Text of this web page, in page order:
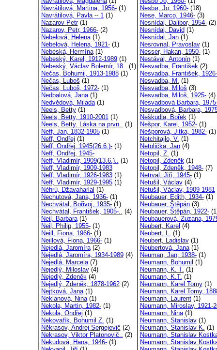
Navrátilová, Martina, 1956-(1)
Navrátilová, Pavla -- 1(1)
Nazarov Petr(1)
Nazarov, Petr, 1966-(2)
Nebelová, Helena(1)
Nebelová, Helena, 1921-(1)
Nebeská, Hermína(1)
Nebeský, Karel, 1912-1989(1)
Nebeský, Václav Bolemír, 18.. (1)
Nečas, Bohumil, 1913-1988(1)
Nečas, Luboš (1)
Nečas, Luboš, 1972-(1)
Nedbalová, Jana(1)
Nedvědová, Milada(1)
Neels, Betty(1)
Neels, Betty, 1910-2001(1)
Neels, Betty. Láska na prvn.. (1)
Neff, Jan, 1832-1905(1)
Neff, Ondřej (1)
Neff, Ondřej, 1945(26.6.)-(1)
Neff, Ondřej, 1945-
Neff, Vladimír, 1909(13.6.).. (1)
Neff, Vladimír, 1909-1983
Neff, Vladimír, 1926-1983(1)
Neff, Vladimír, 1929-1995(1)
Néhrú, Džavaharlal (1)
Nechutová, Jana, 1936-(1)
Nechvátal, Bořivoj, 1935-(1)
Nechvátal, František, 1905-.. (4)
Neil, Barbara(1)
Neil, Philip, 1955-(1)
Neill, Fiona, 1966-(1)
Neillová, Fiona, 1966-(1)
Nejedlá, Jaromíra(2)
Nejedlá, Jaromíra, 1934-1989(4)
Nejedlá, Marcela(7)
Nejedlý, Miloslav(4)
Nejedlý, Zdeněk(4)
Nejedlý, Zdeněk, 1878-1962(2)
Nejtková, Jana(1)
Neklanová, Nina(1)
Nekola, Martin, 1982-(1)
Nekola, Ondřej (1)
Nekovařík, Bohumil Z. (1)
Někrasov, Andrej Sergejevič (2)
Nekrasov, Viktor Platonovič.. (2)
Nekudová, Hana, 1946-(1)
Nesbø, Jo, 1960-(18)
Nese, Marco, 1946-(3)
Nesnídal, Dalibor, 1954-(2)
Nesnídal, David (1)
Nesnídal, Jan(1)
Nesrovnal, Pravoslav(1)
Nesser, Hakan, 1950-(1)
Nestával, Antonín(1)
Nesvadba, František(2)
Nesvadba, František, 1926-
Nesvadba, M. (1)
Nesvadba, Miloš (3)
Nesvadba, Miloš, 1925-(4)
Nesvadbová Barbara,
Nesvadbová, Barbara,
Neškudla, Bořek(1)
Nešpor, Karel, 1952-(1)
Nešporová, Jitka, 1982-(1)
Netchitajlo, V. (1)
Netolička, Jan(4)
Netopil, Z. (1)
Netopil, Zdeněk(1)
Netopil, Zdeněk, 1948-(7)
Netrval, Jiří, 1945-(1)
Netušil, Václav(4)
Netušil, Václav, 1909-1981
Neubauer, Edith, 1934-(1)
Neubauer, Štěpán(3)
Neubauer, Štěpán, 1922-
Neubauerová, Zuzana,
Neubert, Karel (4)
Neubert, L. (1)
Neubert, Ladislav(1)
Neubertová, Jana(1)
Neuman, Jan, 1938-(1)
Neumann, Bohumil (1)
Neumann, K. T. (1)
Neumann, K.T. (1)
Neumann, Karel Tomy(1)
Neumann, Karel Tomy,
Neumann, Laurent(1)
Neumann, Miroslav, 1921-
Neumann, Nina(1)
Neumann, Stanislav(1)
Neumann, Stanislav K. (1)
Neumann, Stanislav
Neumann, Stanislav